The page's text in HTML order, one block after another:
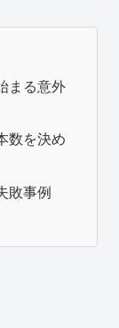
まる意外
数を決め
敗事例